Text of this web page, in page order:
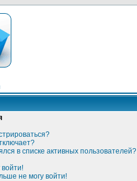
в списке активных пользователей?
войти!
не могу войти!